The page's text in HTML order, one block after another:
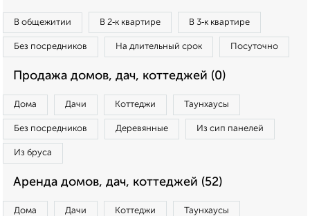
В общежитии В 2‑к квартире В 3‑к квартире
Без посредников На длительный срок Посуточно
Продажа домов, дач, коттеджей (0)
Дома Дачи Коттеджи Таунхаусы
Без посредников Деревянные Из сип панелей
Из бруса
Аренда домов, дач, коттеджей (52)
Дома Дачи Коттеджи Таунхаусы